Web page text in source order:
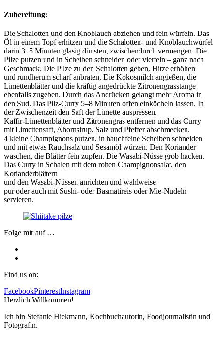
Zubereitung:
Die Schalotten und den Knoblauch abziehen und fein würfeln. Das
Öl in einem Topf erhitzen und die Schalotten- und Knoblauchwürfel
darin 3–5 Minuten glasig dünsten, zwischendurch vermengen. Die
Pilze putzen und in Scheiben schneiden oder vierteln – ganz nach
Geschmack. Die Pilze zu den Schalotten geben, Hitze erhöhen
und rundherum scharf anbraten. Die Kokosmilch angießen, die
Limettenblätter und die kräftig angedrückte Zitronengrasstange
ebenfalls zugeben. Durch das Andrücken gelangt mehr Aroma in
den Sud. Das Pilz-Curry 5–8 Minuten offen einköcheln lassen. In
der Zwischenzeit den Saft der Limette auspressen.
Kaffir-Limettenblätter und Zitronengras entfernen und das Curry
mit Limettensaft, Ahornsirup, Salz und Pfeffer abschmecken.
4 kleine Champignons putzen, in hauchfeine Scheiben schneiden
und mit etwas Rauchsalz und Sesamöl würzen. Den Koriander
waschen, die Blätter fein zupfen. Die Wasabi-Nüsse grob hacken.
Das Curry in Schalen mit dem rohen Champignonsalat, den
Korianderblättern
und den Wasabi-Nüssen anrichten und wahlweise
pur oder auch mit Sushi- oder Basmatireis oder Mie-Nudeln
servieren.
Folge mir auf …
Find us on:
FacebookPinterestInstagram
Herzlich Willkommen!
Ich bin Stefanie Hiekmann, Kochbuchautorin, Foodjournalistin und
Fotografin.